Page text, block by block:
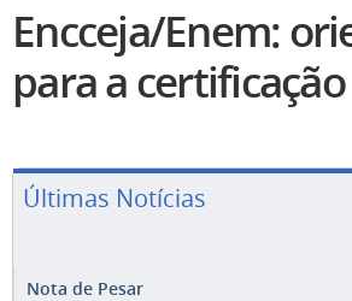
Encceja/Enem:
para a certificação
Últimas Notícias
Nota de Pesar